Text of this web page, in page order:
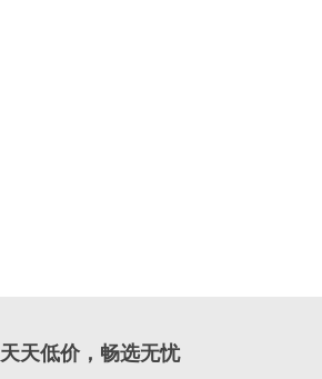
天天低价，畅选无忧